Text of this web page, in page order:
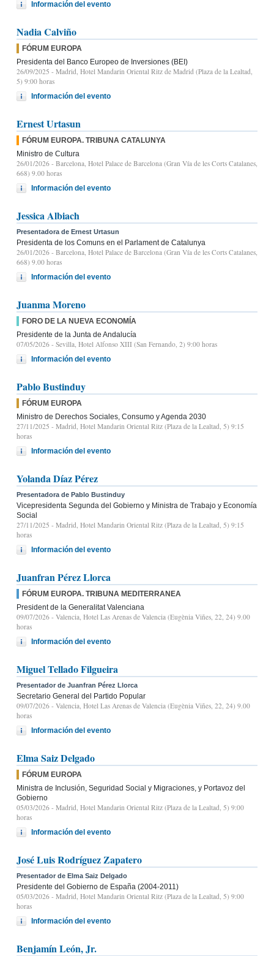
Información del evento
Nadia Calviño
FÓRUM EUROPA
Presidenta del Banco Europeo de Inversiones (BEI)
26/09/2025 - Madrid, Hotel Mandarin Oriental Ritz de Madrid (Plaza de la Lealtad,
5) 9:00 horas
Información del evento
Ernest Urtasun
FÓRUM EUROPA. TRIBUNA CATALUNYA
Ministro de Cultura
26/01/2026 - Barcelona, Hotel Palace de Barcelona (Gran Vía de les Corts Catalanes,
668) 9.00 horas
Información del evento
Jessica Albiach
Presentadora de Ernest Urtasun
Presidenta de los Comuns en el Parlament de Catalunya
26/01/2026 - Barcelona, Hotel Palace de Barcelona (Gran Vía de les Corts Catalanes,
668) 9.00 horas
Información del evento
Juanma Moreno
FORO DE LA NUEVA ECONOMÍA
Presidente de la Junta de Andalucía
07/05/2026 - Sevilla, Hotel Alfonso XIII (San Fernando, 2) 9:00 horas
Información del evento
Pablo Bustinduy
FÓRUM EUROPA
Ministro de Derechos Sociales, Consumo y Agenda 2030
27/11/2025 - Madrid, Hotel Mandarin Oriental Ritz (Plaza de la Lealtad, 5) 9:15
horas
Información del evento
Yolanda Díaz Pérez
Presentadora de Pablo Bustinduy
Vicepresidenta Segunda del Gobierno y Ministra de Trabajo y Economía
Social
27/11/2025 - Madrid, Hotel Mandarin Oriental Ritz (Plaza de la Lealtad, 5) 9:15
horas
Información del evento
Juanfran Pérez Llorca
FÓRUM EUROPA. TRIBUNA MEDITERRANEA
President de la Generalitat Valenciana
09/07/2026 - Valencia, Hotel Las Arenas de Valencia (Eugènia Viñes, 22, 24) 9.00
horas
Información del evento
Miguel Tellado Filgueira
Presentador de Juanfran Pérez Llorca
Secretario General del Partido Popular
09/07/2026 - Valencia, Hotel Las Arenas de Valencia (Eugènia Viñes, 22, 24) 9.00
horas
Información del evento
Elma Saiz Delgado
FÓRUM EUROPA
Ministra de Inclusión, Seguridad Social y Migraciones, y Portavoz del
Gobierno
05/03/2026 - Madrid, Hotel Mandarin Oriental Ritz (Plaza de la Lealtad, 5) 9:00
horas
Información del evento
José Luis Rodríguez Zapatero
Presentador de Elma Saiz Delgado
Presidente del Gobierno de España (2004-2011)
05/03/2026 - Madrid, Hotel Mandarin Oriental Ritz (Plaza de la Lealtad, 5) 9:00
horas
Información del evento
Benjamín León, Jr.